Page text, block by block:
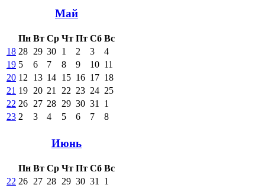
Май
Пн Вт Ср Чт Пт Сб Вс
18 28 29 30 1 2 3
4
19 5 6 7 8 9 10 11
20 12 13 14 15 16 17 18
21 19 20 21 22 23 24 25
22 26 27 28 29 30 31
1
23 2 3 4 5 6 7 8
Июнь
Пн Вт Ср Чт Пт Сб Вс
22 26 27 28 29 30 31
1